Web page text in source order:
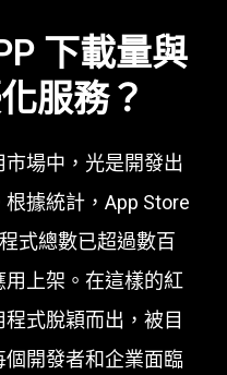
下載量與
服務？
場中，光是開發出
據統計，App Store
式總數已超過數百
上架。在這樣的紅
式脫穎而出，被目
開發者和企業面臨